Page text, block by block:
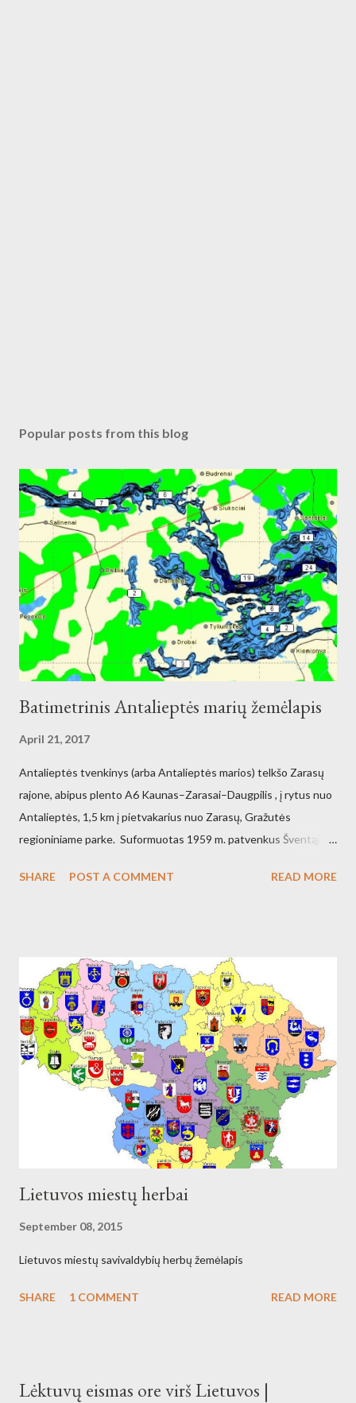
Popular posts from this blog
Batimetrinis Antalieptės marių žemėlapis
April 21, 2017
Antalieptės tvenkinys (arba Antalieptės marios) telkšo Zarasų
rajone, abipus plento A6 Kaunas–Zarasai–Daugpilis , į rytus nuo
Antalieptės, 1,5 km į pietvakarius nuo Zarasų, Gražutės
regioniniame parke. Suformuotas 1959 m. patvenkus Šventąją
(galia 2460 kW) reikmėms. Kraštovaizdžio draustinis.
SHARE POST A COMMENT READ MORE
Lietuvos miestų herbai
September 08, 2015
Lietuvos miestų savivaldybių herbų žemėlapis
SHARE 1 COMMENT READ MORE
Lėktuvų eismas ore virš Lietuvos |